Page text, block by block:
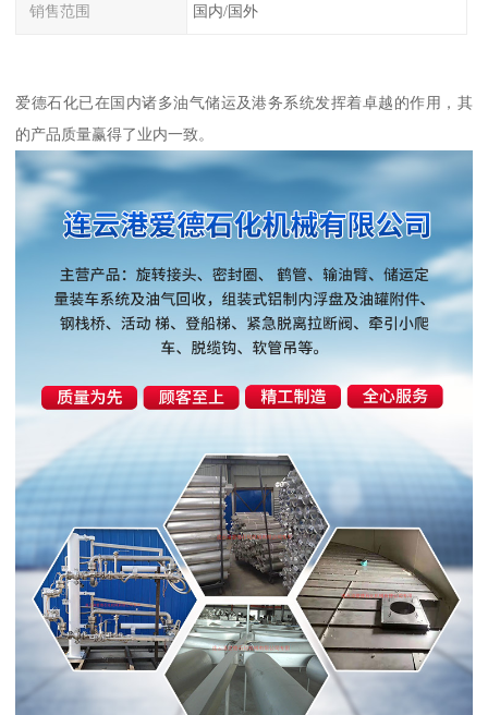
销售范围 国内/国外
爱德石化已在国内诸多油气储运及港务系统发挥着卓越的作用，其
的产品质量赢得了业内一致。